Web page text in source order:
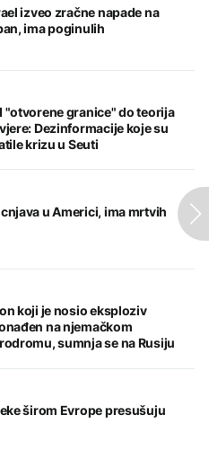
izveo zračne napade na
ima poginulih
"otvorene granice" do teorija
Dezinformacije koje su
krizu u Seuti
u Americi, ima mrtvih
koji je nosio eksploziv
na njemačkom
sumnja se na Rusiju
širom Evrope presušuju